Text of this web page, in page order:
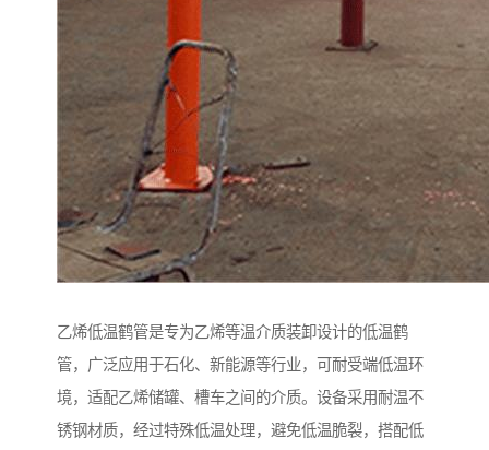
乙烯低温鹤管是专为乙烯等温介质装卸设计的低温鹤
管，广泛应用于石化、新能源等行业，可耐受端低温环
境，适配乙烯储罐、槽车之间的介质。设备采用耐温不
锈钢材质，经过特殊低温处理，避免低温脆裂，搭配低